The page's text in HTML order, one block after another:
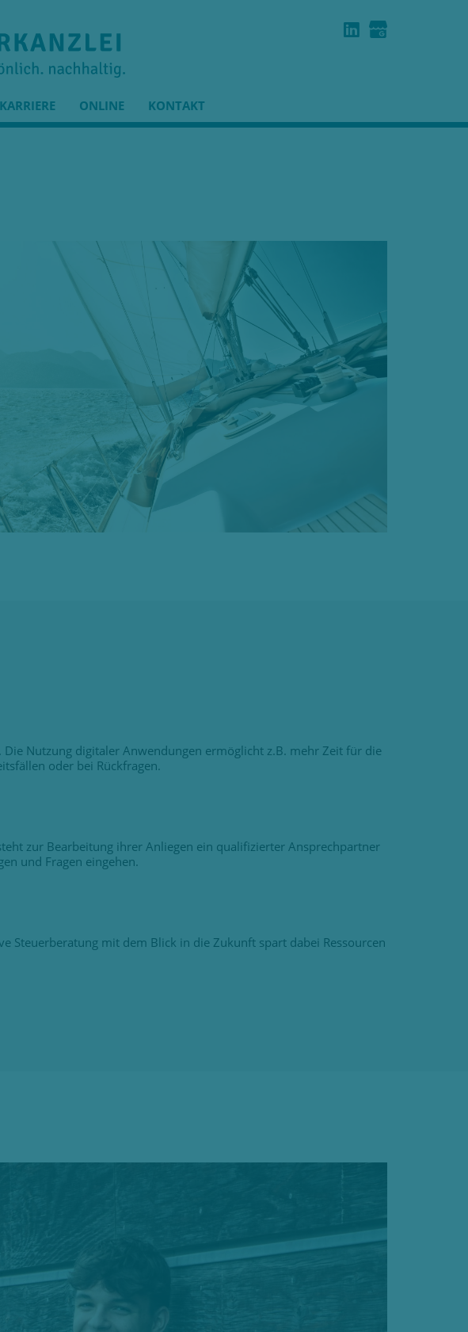
KARRIERE ONLINE KONTAKT
Nutzung digitaler Anwendungen ermöglicht z.B. mehr Zeit für die
oder bei Rückfragen.
zur Bearbeitung ihrer Anliegen ein qualifizierter Ansprechpartner
und Fragen eingehen.
Steuerberatung mit dem Blick in die Zukunft spart dabei Ressourcen